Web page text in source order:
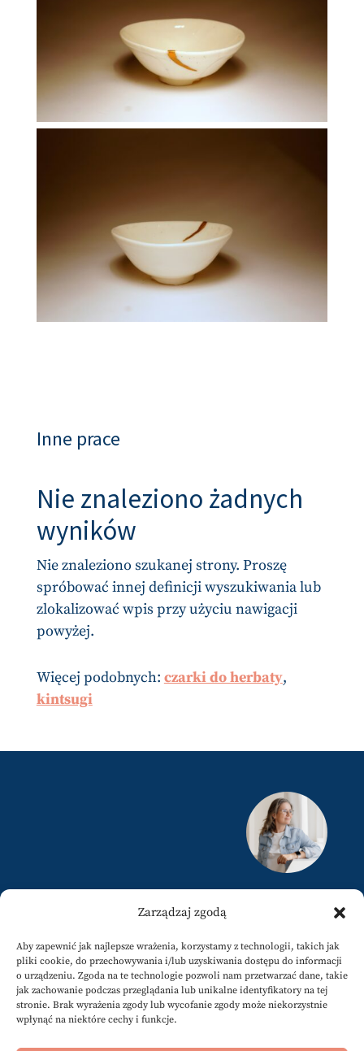
Zarządzaj zgodą
Aby zapewnić jak najlepsze wrażenia, korzystamy z technologii, takich jak
pliki cookie, do przechowywania i/lub uzyskiwania dostępu do informacji
o urządzeniu. Zgoda na te technologie pozwoli nam przetwarzać dane, takie
jak zachowanie podczas przeglądania lub unikalne identyfikatory na tej
stronie. Brak wyrażenia zgody lub wycofanie zgody może niekorzystnie
wpłynąć na niektóre cechy i funkcje.
Inne prace
Nie znaleziono żadnych
wyników
Nie znaleziono szukanej strony. Proszę
spróbować innej definicji wyszukiwania lub
zlokalizować wpis przy użyciu nawigacji
powyżej.
Więcej podobnych: czarki do herbaty,
kintsugi
justyna@karamuz.pl
+34 617808858
Newsletter @karamuzpl